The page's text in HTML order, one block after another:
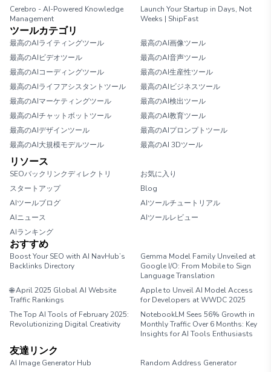
Cerebro - AI-Powered Knowledge
Management
Launch Your Startup in Days, Not
Weeks | ShipFast
ツールカテゴリ
最高のAIライティングツール
最高のAI画像ツール
最高のAIビデオツール
最高のAI音声ツール
最高のAIコーディングツール
最高のAI生産性ツール
最高のAIライフアシスタントツール
最高のAIビジネスツール
最高のAIマーケティングツール
最高のAI検出ツール
最高のAIチャットボットツール
最高のAI教育ツール
最高のAIデザインツール
最高のAIプロンプトツール
最高のAI大規模モデルツール
最高のAI 3Dツール
リソース
SEOバックリンクディレクトリ
お気に入り
スタートアップ
Blog
AIツールブログ
AIツールチュートリアル
AIニュース
AIツールレビュー
AIランキング
おすすめ
Boost Your SEO with AI NavHub’s
Backlinks Directory
Gemma Model Family Unveiled at
Google I/O: From Mobile to Sign
Language Translation
🌐 April 2025 Global AI Website
Traffic Rankings
Apple to Unveil AI Model Access
for Developers at WWDC 2025
The Top AI Tools of February 2025:
Revolutionizing Digital Creativity
NotebookLM Sees 56% Growth in
Monthly Traffic Over 6 Months: Key
Insights for AI Tools Enthusiasts
友達リンク
AI Image Generator Hub
Random Address Generator